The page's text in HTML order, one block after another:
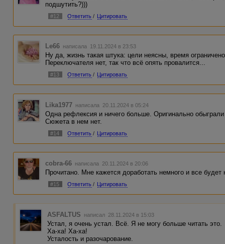
подшутить?)))
#12 Ответить / Цитировать
Le66 написала 19.11.2024 в 23:53
Ну да, жизнь такая штука: цели неясны, время
Переключателя нет, так что всё опять провалится...
#13 Ответить / Цитировать
Lika1977 написала 20.11.2024 в 05:24
Одна рефлексия и ничего больше. Оригинально
Сюжета в нем нет.
#14 Ответить / Цитировать
cobra-66 написала 20.11.2024 в 20:06
Прочитано. Мне кажется доработать немного и все будет
#15 Ответить / Цитировать
ASFALTUS написал 28.11.2024 в 15:03
Устал, я очень устал. Всё. Я не могу больше читать это.
Ха-ха! Ха-ха!
Усталость и разочарование.